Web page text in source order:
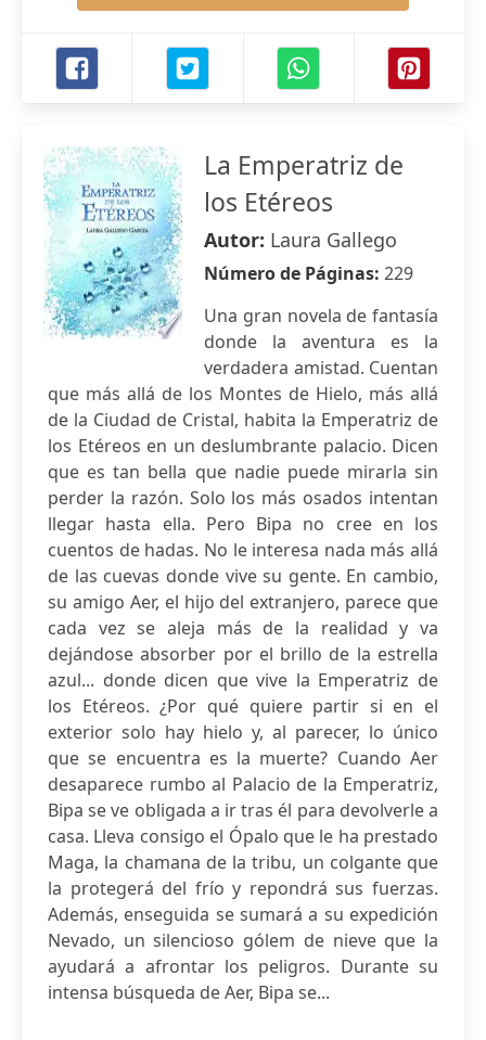
La Emperatriz de
los Etéreos
Autor: Laura Gallego
Número de Páginas: 229
Una gran novela de fantasía
donde la aventura es la
verdadera amistad. Cuentan
que más allá de los Montes de Hielo, más allá
de la Ciudad de Cristal, habita la Emperatriz de
los Etéreos en un deslumbrante palacio. Dicen
que es tan bella que nadie puede mirarla sin
perder la razón. Solo los más osados intentan
llegar hasta ella. Pero Bipa no cree en los
cuentos de hadas. No le interesa nada más allá
de las cuevas donde vive su gente. En cambio,
su amigo Aer, el hijo del extranjero, parece que
cada vez se aleja más de la realidad y va
dejándose absorber por el brillo de la estrella
azul... donde dicen que vive la Emperatriz de
los Etéreos. ¿Por qué quiere partir si en el
exterior solo hay hielo y, al parecer, lo único
que se encuentra es la muerte? Cuando Aer
desaparece rumbo al Palacio de la Emperatriz,
Bipa se ve obligada a ir tras él para devolverle a
casa. Lleva consigo el Ópalo que le ha prestado
Maga, la chamana de la tribu, un colgante que
la protegerá del frío y repondrá sus fuerzas.
Además, enseguida se sumará a su expedición
Nevado, un silencioso gólem de nieve que la
ayudará a afrontar los peligros. Durante su
intensa búsqueda de Aer, Bipa se...